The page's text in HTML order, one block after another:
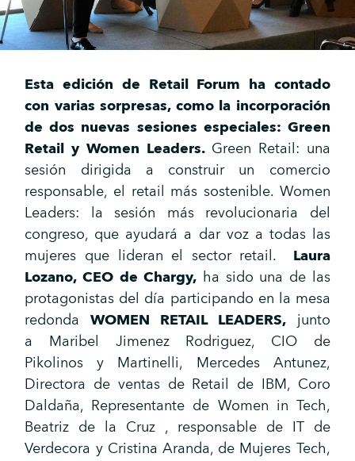
Esta edición de Retail Forum ha contado
con varias sorpresas, como la incorporación
de dos nuevas sesiones especiales: Green
Retail y Women Leaders. Green Retail: una
sesión dirigida a construir un comercio
responsable, el retail más sostenible. Women
Leaders: la sesión más revolucionaria del
congreso, que ayudará a dar voz a todas las
mujeres que lideran el sector retail. Laura
Lozano, CEO de Chargy, ha sido una de las
protagonistas del día participando en la mesa
redonda WOMEN RETAIL LEADERS, junto
a Maribel Jimenez Rodriguez, CIO de
Pikolinos y Martinelli,
Mercedes Antunez,
Directora de ventas de Retail de IBM, Coro
Daldaña, Representante de Women in Tech,
Beatriz de la Cruz , responsable de IT de
Verdecora y Cristina Aranda, de Mujeres Tech,